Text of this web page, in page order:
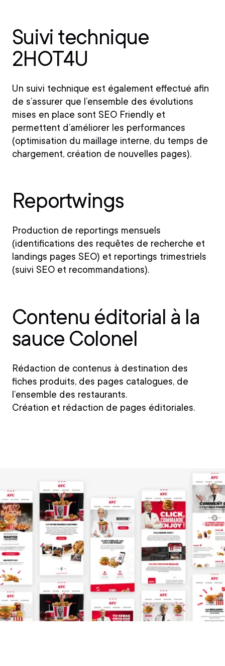
Suivi technique
2HOT4U
Un suivi technique est également effectué afin
de s’assurer que l’ensemble des évolutions
mises en place sont SEO Friendly et
permettent d’améliorer les performances
(optimisation du maillage interne, du temps de
chargement, création de nouvelles pages).
Reportwings
Production de reportings mensuels
(identifications des requêtes de recherche et
landings pages SEO) et reportings trimestriels
(suivi SEO et recommandations).
Contenu éditorial à la
sauce Colonel
Rédaction de contenus à destination des
fiches produits, des pages catalogues, de
l’ensemble des restaurants.
Création et rédaction de pages éditoriales.